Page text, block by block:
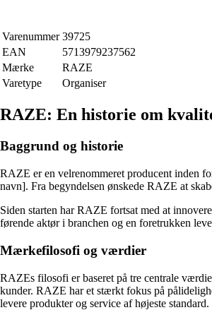
Varenummer 39725
EAN
5713979237562
Mærke
RAZE
Varetype
Organiser
RAZE: En historie om
Baggrund og historie
RAZE er en velrenommeret producent inden
navn]. Fra begyndelsen ønskede RAZE at
Siden starten har RAZE fortsat med at
førende aktør i branchen og en foretrukken
Mærkefilosofi og værdier
RAZEs filosofi er baseret på tre centrale
kunder. RAZE har et stærkt fokus på
levere produkter og service af højeste standard.